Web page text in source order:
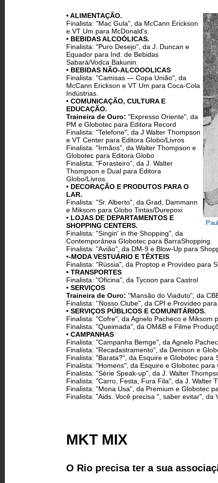
• ALIMENTAÇÃO.
Finalista: "Mac Gula", da McCann Erickson
e VT Um para McDonald's.
• BEBIDAS ALCOÓLICAS.
Finalista: "Puro Desejo", da J. Duncan e
Equador para Ind. de Bebidas
Sabará/Vodca Bakunin
• BEBIDAS NÃO-ALCOOOLICAS
Finalista: "Camisas — Copa União", da
McCann Erickson e VT Um para Coca-Cola
Indústrias.
• COMUNICAÇÃO, CULTURA E
EDUCAÇÃO.
Traineira de Ouro: "Expresso Oriente", da
PM e Globotec para Editora Record
Finalista: "Telefone", da J Walter Thompson
e VT Center para Editora Globo/Livros
Finalista: "Irmãos”, da Walter Thompson e
Globotec para Editora Globo
Finalista: "Forasteiro”, da J. Walter
Thompson e Dual para Editora
Globo/Livros.
• DECORAÇÃO E PRODUTOS PARA O
LAR.
Finalista: "Sr. Alberto", da Grad, Dammann
e Miksom para Globo Tintas/Durepoxi
• LOJAS DE DEPARTAMENTOS E
SHOPPlNG CENTERS.
Finalista: "Singin' in the Shopping", da
Contemporânea Globotec para BarraShopping.
Finalista: "Avião", da DM-9 e Blow-Up para
•-MODA VESTUÁRIO E TÊXTElS
Finalista: "Rússia", da Proptop e Provídeo para
• TRANSPORTES
Finalista: "Oficina", da Tycoon para Castrol
• SERVIÇOS
Traineira de Ouro: "Mansão do Viaduto", da
Finalista: ''Nosso Clube", da CPI e Provídeo
• SERVIÇOS PÚBLICOS E COMUNITÁRIOS.
Finalista: "Cofre", da Agnelo Pacheco e Miksom
Finalista: "Queimada", da OM&B e Filme
• CAMPANHAS
Finalista: "Campanha Bemge", da Agnelo
Finalista: "Recadastramento", da Denison e
Finalista: "Barata?", da Esquire e Globotec para
Finalista: "Homens", da Esquire e Globotec
Finalista: "Série Speak-up", da J. Walter
Finalista: "Carro, Festa, Fura Fila", da J. Walter
Finalista: "Mona Usa", da Premium e Globotec
Finalista: "Aids. Você precisa ", saber evitar",
MKT MIX
O Rio precisa ter a sua